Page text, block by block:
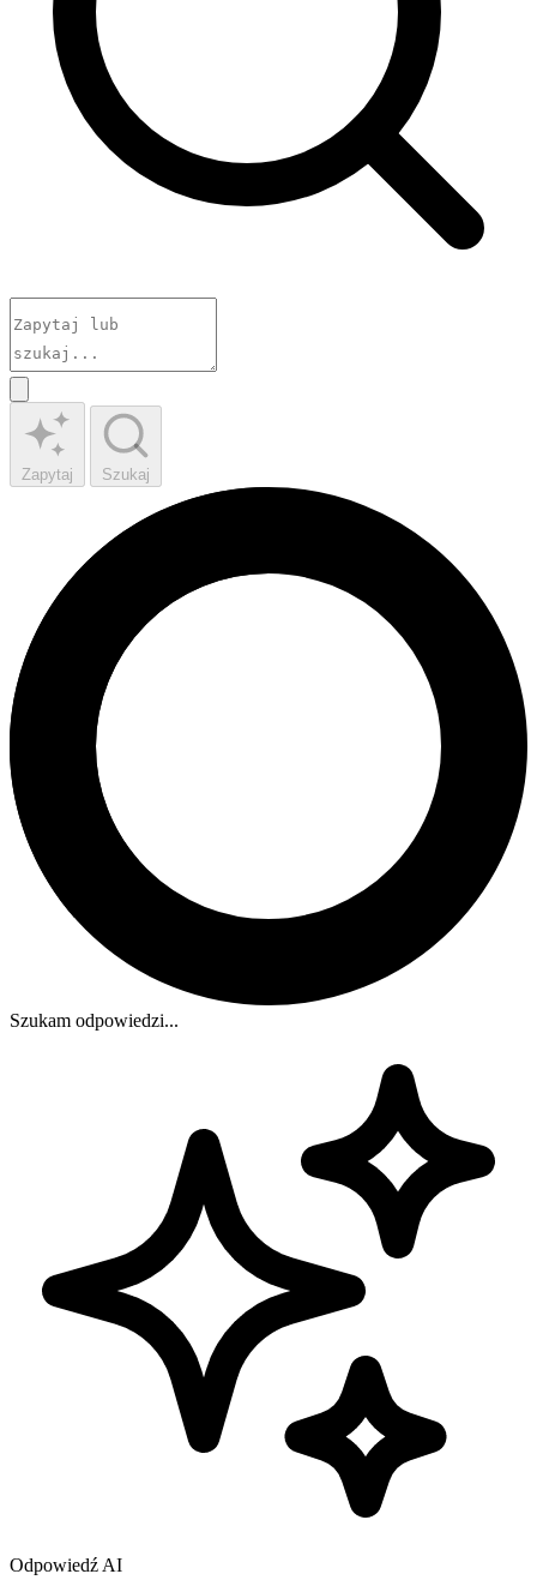
Zapytaj Szukaj
Szukam odpowiedzi...
Odpowiedź AI